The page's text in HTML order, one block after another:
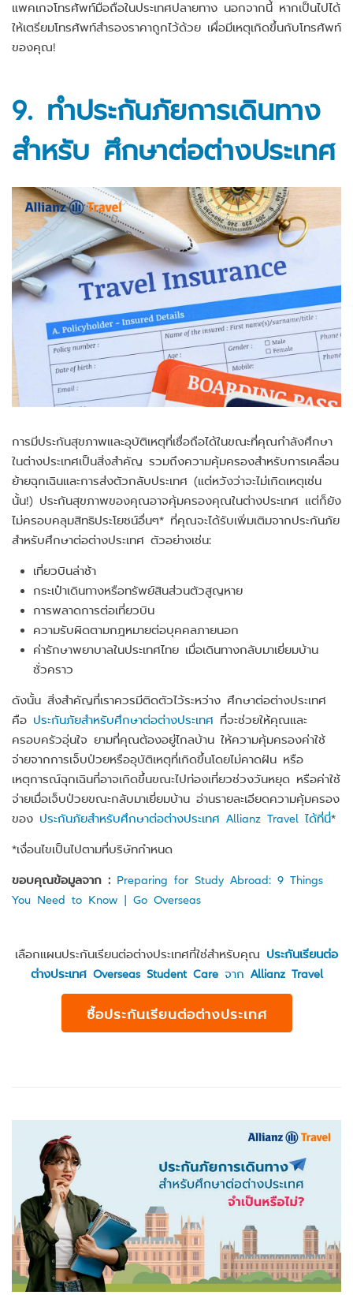
แพคเกจโทรศัพท์มือถือในประเทศปลายทาง นอกจากนี้ หากเป็นไปได้
ให้เตรียมโทรศัพท์สำรองราคาถูกไว้ด้วย เผื่อมีเหตุเกิดขึ้นกับโทรศัพท์
ของคุณ!
9. ทำประกันภัยการเดินทาง
สำหรับ ศึกษาต่อต่างประเทศ
การมีประกันสุขภาพและอุบัติเหตุที่เชื่อถือได้ในขณะที่คุณกำลังศึกษา
ในต่างประเทศเป็นสิ่งสำคัญ รวมถึงความคุ้มครองสำหรับการเคลื่อน
ย้ายฉุกเฉินและการส่งตัวกลับประเทศ (แต่หวังว่าจะไม่เกิดเหตุเช่น
นั้น!) ประกันสุขภาพของคุณอาจคุ้มครองคุณในต่างประเทศ แต่ก็ยัง
ไม่ครอบคลุมสิทธิประโยชน์อื่นๆ* ที่คุณจะได้รับเพิ่มเติมจากประกันภัย
สำหรับศึกษาต่อต่างประเทศ ตัวอย่างเช่น:
เที่ยวบินล่าช้า
กระเป๋าเดินทางหรือทรัพย์สินส่วนตัวสูญหาย
การพลาดการต่อเที่ยวบิน
ความรับผิดตามกฎหมายต่อบุคคลภายนอก
ค่ารักษาพยาบาลในประเทศไทย เมื่อเดินทางกลับมาเยี่ยมบ้าน
ชั่วคราว
ดังนั้น สิ่งสำคัญที่เราควรมีติดตัวไว้ระหว่าง ศึกษาต่อต่างประเทศ
คือ ประกันภัยสำหรับศึกษาต่อต่างประเทศ ที่จะช่วยให้คุณและ
ครอบครัวอุ่นใจ ยามที่คุณต้องอยู่ไกลบ้าน ให้ความคุ้มครองค่าใช้
จ่ายจากการเจ็บป่วยหรืออุบัติเหตุที่เกิดขึ้นโดยไม่คาดฝัน หรือ
เหตุการณ์ฉุกเฉินที่อาจเกิดขึ้นขณะไปท่องเที่ยวช่วงวันหยุด หรือค่าใช้
จ่ายเมื่อเจ็บป่วยขณะกลับมาเยี่ยมบ้าน อ่านรายละเอียดความคุ้มครอง
ของ ประกันภัยสำหรับศึกษาต่อต่างประเทศ Allianz Travel ได้ที่นี่*
*เงื่อนไขเป็นไปตามที่บริษัทกำหนด
ขอบคุณข้อมูลจาก : Preparing for Study Abroad: 9 Things
You Need to Know | Go Overseas
เลือกแผนประกันเรียนต่อต่างประเทศที่ใช่สำหรับคุณ ประกันเรียนต่อ
ต่างประเทศ Overseas Student Careจาก Allianz Travel
ซื้อประกันเรียนต่อต่างประเทศ